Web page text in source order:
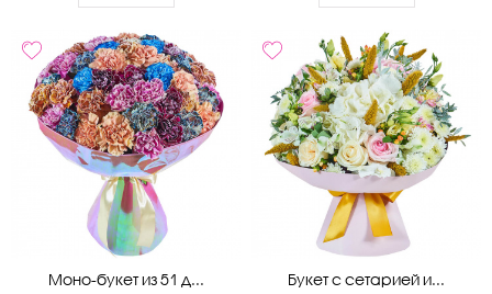
Моно-букет из 51 д...
Букет с сетарией и...